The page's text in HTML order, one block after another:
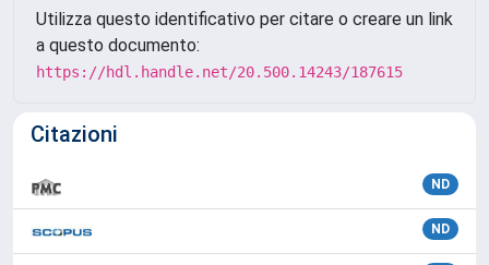
Utilizza questo identificativo per citare o creare un link
a questo documento:
https://hdl.handle.net/20.500.14243/187615
Citazioni
ND
ND